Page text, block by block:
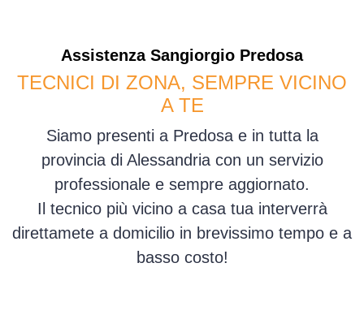
Assistenza Sangiorgio Predosa
TECNICI DI ZONA, SEMPRE VICINO
A TE
Siamo presenti a Predosa e in tutta la
provincia di Alessandria con un servizio
professionale e sempre aggiornato.
Il tecnico più vicino a casa tua interverrà
direttamete a domicilio in brevissimo tempo e a
basso costo!